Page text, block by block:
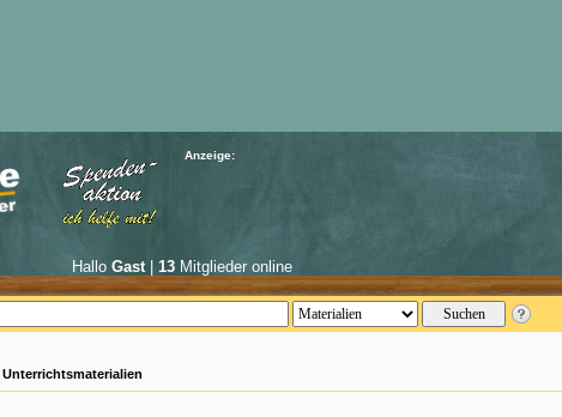
Anzeige:
Hallo Gast| 13 Mitglieder online
Unterrichtsmaterialien